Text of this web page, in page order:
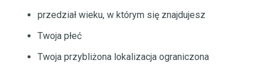
przedział wieku, w którym się znajdujesz
Twoja płeć
Twoja przybliżona lokalizacja ograniczona